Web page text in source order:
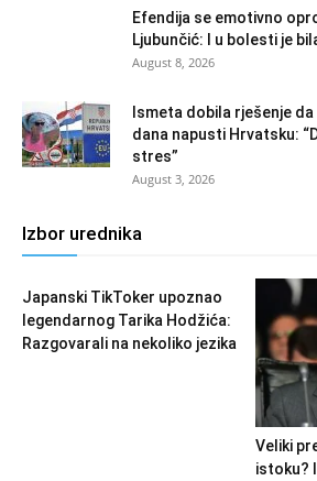
Efendija se emotivno
Ljubunčić: I u bolesti je
August 8, 2026
Ismeta dobila rješenje
dana napusti Hrvatsku:
stres”
August 3, 2026
Izbor urednika
Japanski TikToker upoznao
legendarnog Tarika Hodžića:
Razgovarali na nekoliko jezika
Veliki
istoku?